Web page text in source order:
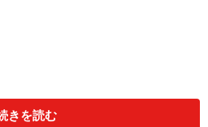
ンケート内容を紹介させていた
きを読む